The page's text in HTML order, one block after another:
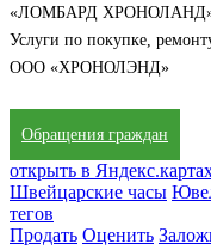
«ЛОМБАРД
Услуги по покупке,
ООО «ХРОНОЛЭНД»
Обращения граждан
открыть в
Швейцарские часы
тегов
Продать Оценить